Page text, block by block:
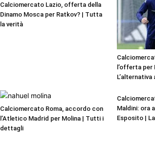
Calciomercato Lazio, offerta della
Dinamo Mosca per Ratkov? | Tutta
la verità
l’offerta per
L’alternativa
Calciomercato Roma, accordo con
l’Atletico Madrid per Molina | Tutti i
dettagli
Maldini: ora
Esposito |